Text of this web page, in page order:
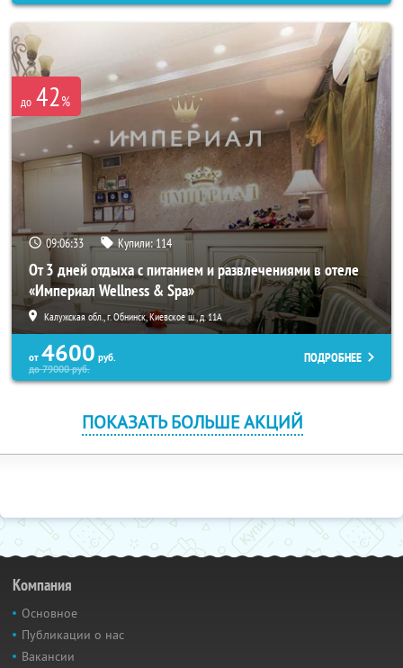
до 42%
09:06:32 Купили:114
От 3 дней отдыха с питанием и развлечениями в отеле
«Империал Wellness & Spa»
Калужская обл., г. Обнинск, Киевское ш., д. 11А
от 4600 руб.
до79000руб.
ПОДРОБНЕЕ
ПОКАЗАТЬ БОЛЬШЕ АКЦИЙ
Компания
Основное
Публикации о нас
Вакансии